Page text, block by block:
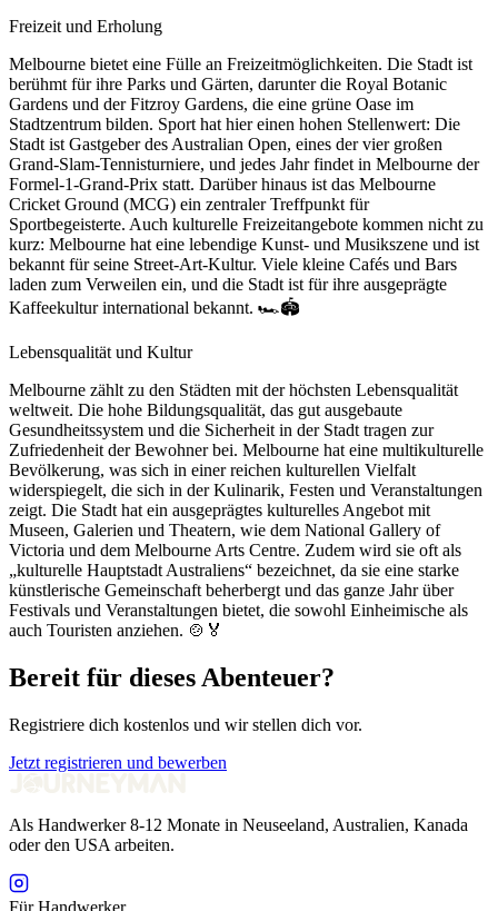
Freizeit und Erholung
Melbourne bietet eine Fülle an Freizeitmöglichkeiten. Die Stadt ist
berühmt für ihre Parks und Gärten, darunter die Royal Botanic
Gardens und der Fitzroy Gardens, die eine grüne Oase im
Stadtzentrum bilden. Sport hat hier einen hohen Stellenwert: Die
Stadt ist Gastgeber des Australian Open, eines der vier großen
Grand-Slam-Tennisturniere, und jedes Jahr findet in Melbourne der
Formel-1-Grand-Prix statt. Darüber hinaus ist das Melbourne
Cricket Ground (MCG) ein zentraler Treffpunkt für
Sportbegeisterte. Auch kulturelle Freizeitangebote kommen nicht zu
kurz: Melbourne hat eine lebendige Kunst- und Musikszene und ist
bekannt für seine Street-Art-Kultur. Viele kleine Cafés und Bars
laden zum Verweilen ein, und die Stadt ist für ihre ausgeprägte
Kaffeekultur international bekannt. 🏎️🏟️
Lebensqualität und Kultur
Melbourne zählt zu den Städten mit der höchsten Lebensqualität
weltweit. Die hohe Bildungsqualität, das gut ausgebaute
Gesundheitssystem und die Sicherheit in der Stadt tragen zur
Zufriedenheit der Bewohner bei. Melbourne hat eine multikulturelle
Bevölkerung, was sich in einer reichen kulturellen Vielfalt
widerspiegelt, die sich in der Kulinarik, Festen und Veranstaltungen
zeigt. Die Stadt hat ein ausgeprägtes kulturelles Angebot mit
Museen, Galerien und Theatern, wie dem National Gallery of
Victoria und dem Melbourne Arts Centre. Zudem wird sie oft als
„kulturelle Hauptstadt Australiens“ bezeichnet, da sie eine starke
künstlerische Gemeinschaft beherbergt und das ganze Jahr über
Festivals und Veranstaltungen bietet, die sowohl Einheimische als
auch Touristen anziehen. 🍲🏅
Bereit für dieses Abenteuer?
Registriere dich kostenlos und wir stellen dich vor.
Jetzt registrieren und bewerben
Als Handwerker 8-12 Monate in Neuseeland, Australien, Kanada
oder den USA arbeiten.
Für Handwerker